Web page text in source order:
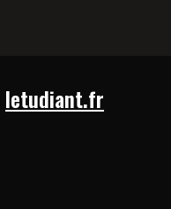
letudiant.fr